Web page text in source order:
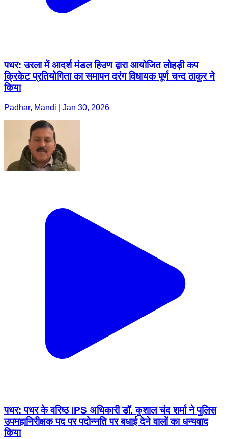
पधर: उरला में आदर्श मंडल हिउण द्वारा आयोजित लोहड़ी कप
क्रिकेट प्रतियोगिता का समापन दरंग विधायक पूर्ण चन्द ठाकुर ने
किया
Padhar, Mandi | Jan 30, 2026
पधर: पधर के वरिष्ठ IPS अधिकारी डॉ. कुशाल चंद शर्मा ने पुलिस
उपमहानिरीक्षक पद पर पदोन्नति पर बधाई देने वालों का धन्यवाद
किया